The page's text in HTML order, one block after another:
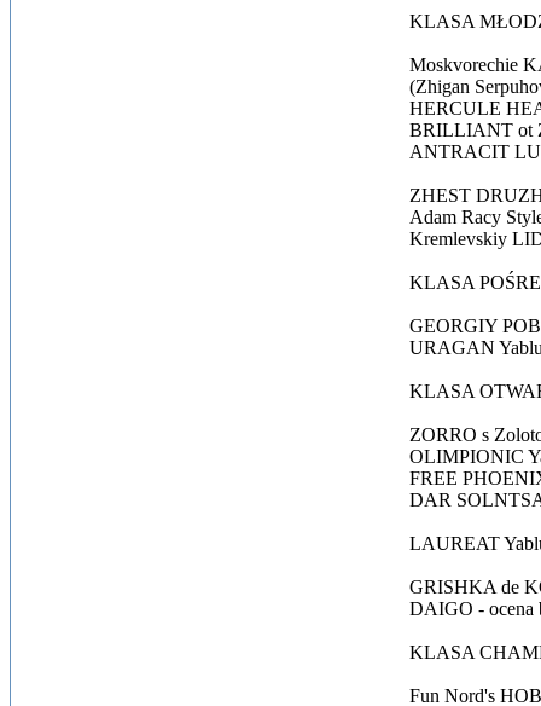
KLASA
Moskvorechie
(Zhigan
HERCULE
BRILLIANT ot
ANTRACIT
ZHEST
Adam Racy
Kremlevskiy
KLASA
GEORGIY
URAGAN
KLASA
ZORRO s
OLIMPIONIC
FREE
DAR SOLNTSA
LAUREAT
GRISHKA de
DAIGO - ocena
KLASA
Fun Nord's